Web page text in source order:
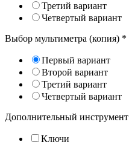
Третий вариант
Четвертый вариант
Выбор мультиметра (копия) *
Первый вариант
Второй вариант
Третий вариант
Четвертый вариант
Дополнительный инструмент
Ключи